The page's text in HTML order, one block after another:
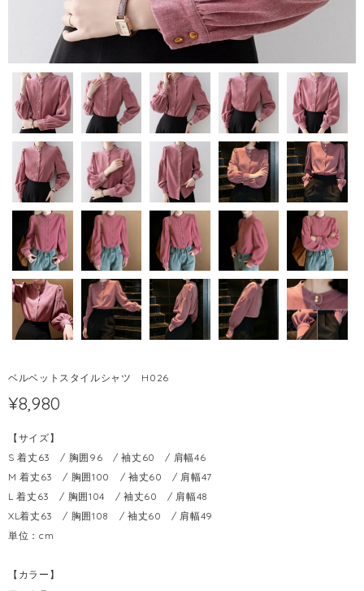
ベルベットスタイルシャツ H026
¥8,980
【サイズ】
S 着丈63 / 胸囲96 / 袖丈60 / 肩幅46
M 着丈63 / 胸囲100 / 袖丈60 / 肩幅47
L 着丈63 / 胸囲104 / 袖丈60 / 肩幅48
XL着丈63 / 胸囲108 / 袖丈60 / 肩幅49
単位：cm
【カラー】